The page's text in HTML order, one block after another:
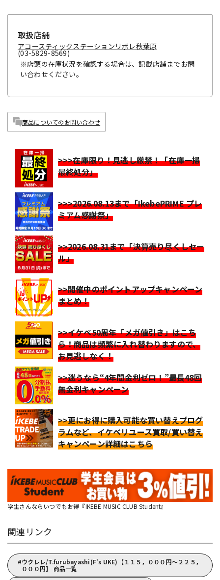
取扱店舗
アコースティックステーションリボレ秋葉原
(03-5829-8569)
※店頭の在庫状況を確認する場合は、記載店舗までお問
い合わせください。
商品についてのお問い合わせ
>>>在庫限り！見逃し厳禁！「在庫一掃
最終処分」
>>>2026.08.13まで「IkebePRIME プレ
ミアム感謝祭」
>>2026.08.31まで「決算売り尽くしセー
ル」
>>開催中のポイントアップキャンペーン
まとめ！
>>イケベ50周年「メガ値引き」はこち
ら！商品は頻繁に入れ替わりますので、
お見逃しなく！
>>迷うなら“4年間金利ゼロ！”最長48回
無金利キャンペーン
>>更にお得に購入可能な買い替えプログ
ラムなど、イケベリユース買取/買い替え
キャンペーン詳細はこちら
学生さんならいつでもお得『IKEBE MUSIC CLUB Student』
関連リンク
ウクレレ/T.furubayashi(F's UKE)【１１５，０００円～２２５，
０００円】 商品一覧